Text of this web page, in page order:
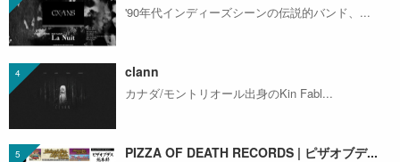
'90年代インディーズシーンの伝説的バンド、...
clann
カナダ/モントリオール出身のKin Fabl...
PIZZA OF DEATH RECORDS | ピザオブデ...